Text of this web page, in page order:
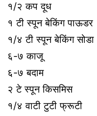
१/२ कप दूध
१ टी स्पून बेकिंग पाऊडर
१/४ टी स्पून बेकिंग सोडा
६-७ काजू
६-७ बदाम
२ टे स्पून किसमिस
१/४ वाटी टुटी फ्रूटी